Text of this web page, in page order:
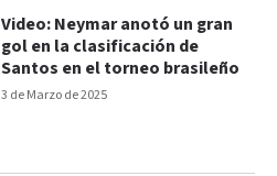
3 de Marzo de 2025
Video: Neymar anotó un gran
gol en la clasificación de
Santos en el torneo brasileño